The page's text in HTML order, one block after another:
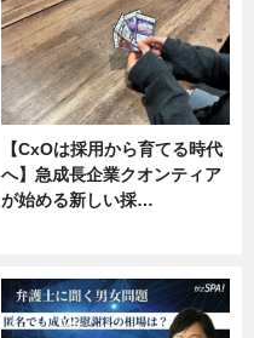
【CxOは採用から育てる時代
へ】急成長企業クオンティア
が始める新しい採…